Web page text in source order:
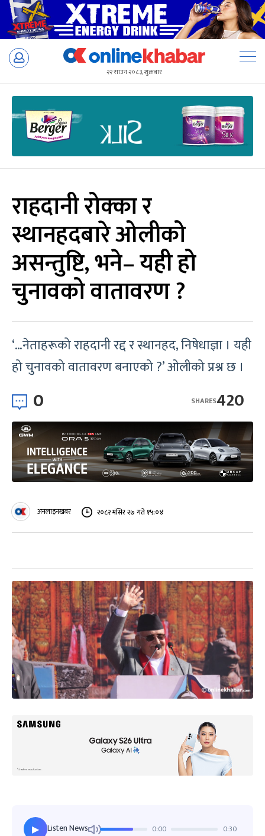
Skip
२२ साउन २०८३, शुक्रबार
राहदानी रोक्का र
स्थानहदबारे ओलीको
असन्तुष्टि, भने– यही हो
चुनावको वातावरण ?
‘…नेताहरूको राहदानी रद्द र स्थानहद, निषेधाज्ञा । यही
हो चुनावको वातावरण बनाएको ?’ ओलीको प्रश्न छ ।
0 420
SHARES
अनलाइनखबर २०८२ मंसिर २७ गते १५:०४
▶ Listen News 0:00 0:30